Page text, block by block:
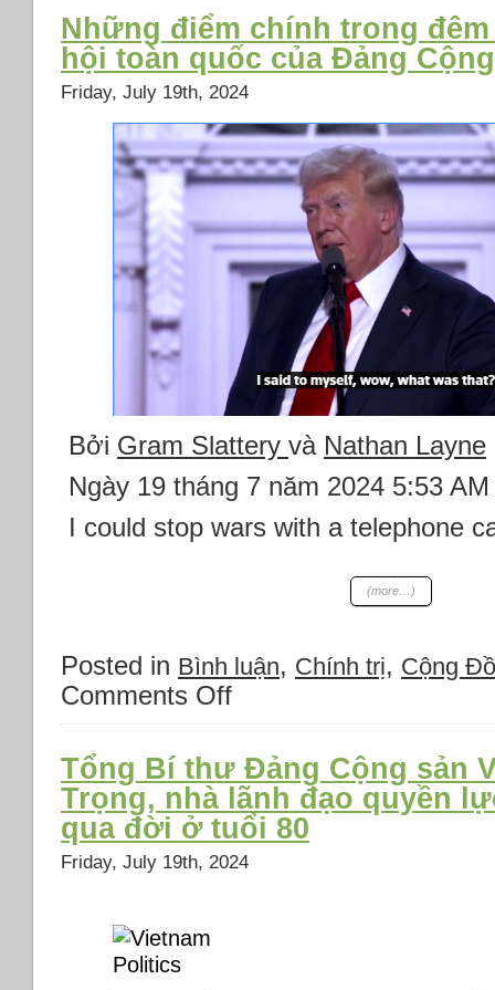
Các
Tổ
Chức
Về
Tô
Lâm
Những điểm chính trong
hội toàn quốc của Đảng
Friday, July 19th, 2024
Bởi Gram Slattery và Nathan Layne
Ngày 19 tháng 7 năm 2024 5:53
I could stop wars with a telephone
(more…)
Posted in Bình luận, Chính trị, Cộng
Comments Offon
chính
trong
đêm
cuối
cùng
của
Tổng Bí thư Đảng Cộng sản
Trọng, nhà lãnh đạo quyền
qua đời ở tuổi 80
Friday, July 19th, 2024